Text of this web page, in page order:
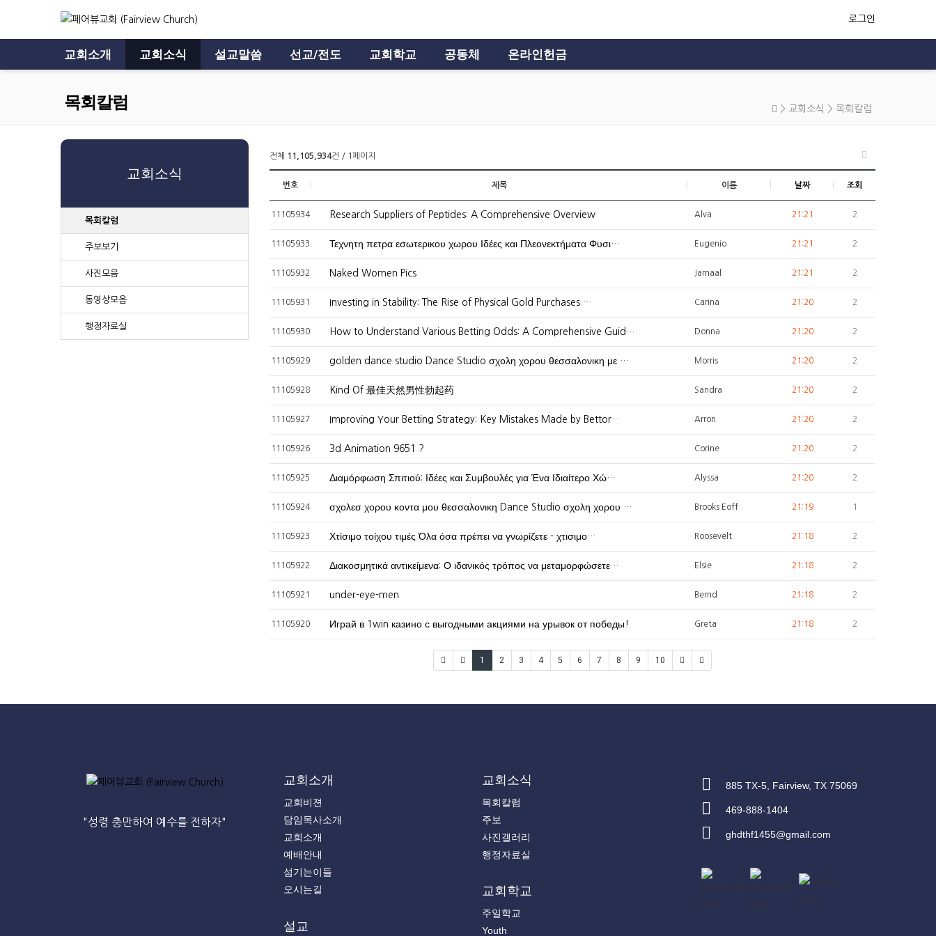
로그인
교회소개 교회소식 설교말씀 선교/전도 교회학교 공동체 온라인헌금
목회칼럼 > 교회소식 > 목회칼럼
전체 11,105,934건 / 1페이지
번호 제목 이름 날짜 조회
11105934 Research Suppliers of Peptides: A Comprehensive Overview Alva 21:21 2
11105933 Τεχνητη πετρα εσωτερικου χωρου Ιδέες και Πλεονεκτήματα Φυσι… Eugenio 21:21 2
11105932 Naked Women Pics Jamaal 21:21 2
11105931 Investing in Stability: The Rise of Physical Gold Purchases … Carina 21:20 2
11105930 How to Understand Various Betting Odds: A Comprehensive Guid… Donna 21:20 2
11105929 golden dance studio Dance Studio σχολη χορου θεσσαλονικη με … Morris 21:20 2
11105928 Kind Of 最佳天然男性勃起药 Sandra 21:20 2
11105927 Improving Your Betting Strategy: Key Mistakes Made by Bettor… Arron 21:20 2
11105926 3d Animation 9651 ? Corine 21:20 2
11105925 Διαμόρφωση Σπιτιού: Ιδέες και Συμβουλές για Ένα Ιδιαίτερο Χώ… Alyssa 21:20 2
11105924 σχολεσ χορου κοντα μου θεσσαλονικη Dance Studio σχολη χορου … Brooks Eoff 21:19 1
11105923 Χτίσιμο τοίχου τιμές Όλα όσα πρέπει να γνωρίζετε - χτισιμο… Roosevelt 21:18 2
11105922 Διακοσμητικά αντικείμενα: Ο ιδανικός τρόπος να μεταμορφώσετε… Elsie 21:18 2
11105921 under-eye-men Bernd 21:18 2
11105920 Играй в 1win казино с выгодными акциями на урывок от победы! Greta 21:18 2
1 2 3 4 5 6 7 8 9 10
교회소식
목회칼럼
주보보기
사진모음
동영상모음
행정자료실
"성령 충만하여 예수를 전하자"
교회소개
교회비젼
담임목사소개
교회소개
예배안내
섬기는이들
오시는길
설교
교회소식
목회칼럼
주보
사진갤러리
행정자료실
교회학교
주일학교
Youth
885 TX-5, Fairview, TX 75069
469-888-1404
ghdthf1455@gmail.com